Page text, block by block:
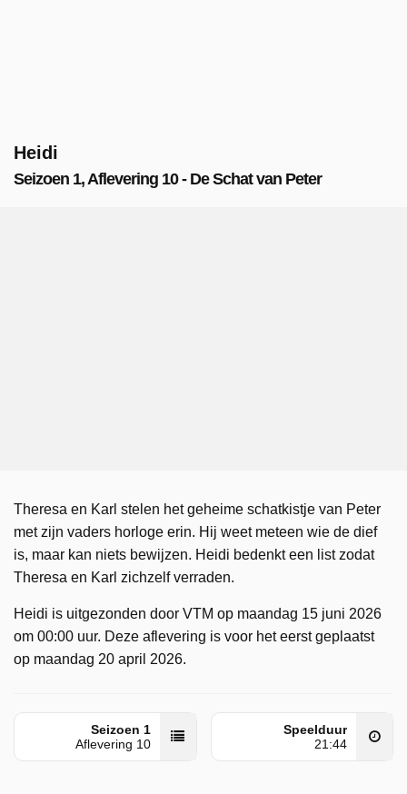
Heidi
Seizoen 1, Aflevering 10 - De Schat van Peter
Theresa en Karl stelen het geheime schatkistje van Peter
met zijn vaders horloge erin. Hij weet meteen wie de dief
is, maar kan niets bewijzen. Heidi bedenkt een list zodat
Theresa en Karl zichzelf verraden.
Heidi is uitgezonden door VTM op maandag 15 juni 2026
om 00:00 uur. Deze aflevering is voor het eerst geplaatst
op maandag 20 april 2026.
Seizoen 1
Aflevering 10
Speelduur
21:44